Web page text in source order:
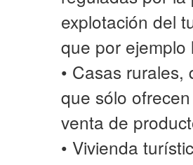
explotación del
que por
• Casas
que sólo
venta de
• Vivienda